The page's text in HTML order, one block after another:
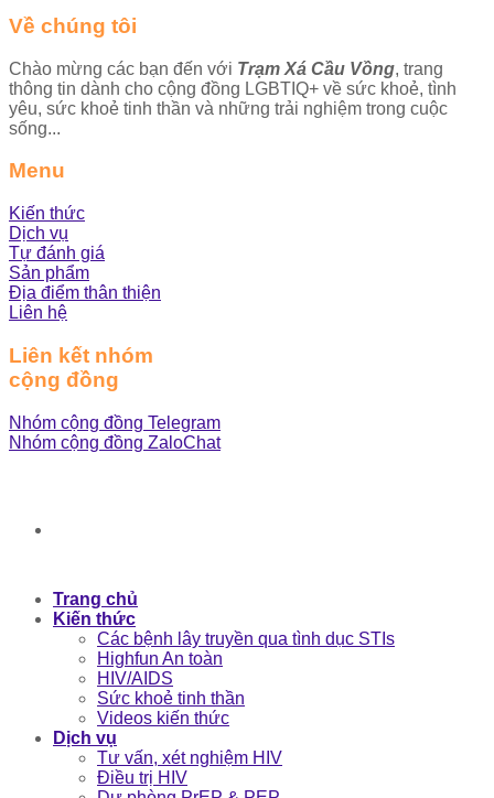
Về chúng tôi
Chào mừng các bạn đến với Trạm Xá Cầu Vồng, trang
thông tin dành cho cộng đồng LGBTIQ+ về sức khoẻ, tình
yêu, sức khoẻ tinh thần và những trải nghiệm trong cuộc
sống...
Menu
Kiến thức
Dịch vụ
Tự đánh giá
Sản phẩm
Địa điểm thân thiện
Liên hệ
Liên kết nhóm
cộng đồng
Nhóm cộng đồng Telegram
Nhóm cộng đồng ZaloChat
Trang chủ
Kiến thức
Các bệnh lây truyền qua tình dục STIs
Highfun An toàn
HIV/AIDS
Sức khoẻ tinh thần
Videos kiến thức
Dịch vụ
Tư vấn, xét nghiệm HIV
Điều trị HIV